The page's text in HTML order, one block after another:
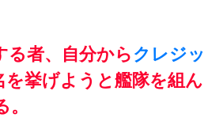
る者、自分からクレジッ
挙げようと艦隊を組ん